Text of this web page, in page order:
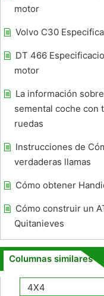
motor
Volvo C30
DT 466
motor
La información
semental coche con
ruedas
Instrucciones de
verdaderas llamas
Cómo obtener
Cómo construir un
Quitanieves
Columnas similares
4X4